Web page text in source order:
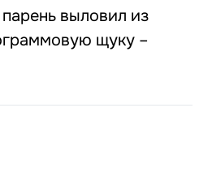
выловил из
щуку –